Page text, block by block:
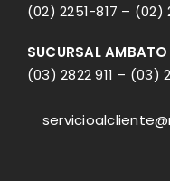
(02) 2251-817 – (02)
SUCURSAL AMBATO
(03) 2822 911 – (03)